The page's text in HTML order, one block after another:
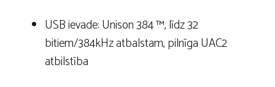
USB ievade: Unison 384 ™, līdz 32
bitiem/384kHz atbalstam, pilnīga UAC2
atbilstība